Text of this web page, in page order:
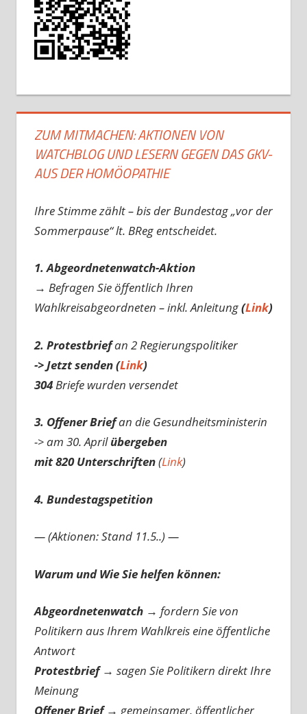
ZUM MITMACHEN: AKTIONEN VON
WATCHBLOG UND LESERN GEGEN DAS GKV-
AUS DER HOMÖOPATHIE
Ihre Stimme zählt – bis der Bundestag „vor der
Sommerpause“ lt. BReg entscheidet.
1. Abgeordnetenwatch-Aktion
→ Befragen Sie öffentlich Ihren
Wahlkreisabgeordneten – inkl. Anleitung(Link)
2. Protestbriefan 2 Regierungspolitiker
-> Jetzt senden (Link)
304Briefe wurden versendet
3. Offener Briefan die Gesundheitsministerin
-> am 30. Aprilübergeben
mit 820 Unterschriften(Link)
4. Bundestagspetition
— (Aktionen: Stand 11.5..) —
Warum und Wie Sie helfen können:
Abgeordnetenwatch → fordern Sie von
Politikern aus Ihrem Wahlkreis eine öffentliche
Antwort
Protestbrief → sagen Sie Politikern direkt Ihre
Meinung
Offener Brief → gemeinsamer, öffentlicher